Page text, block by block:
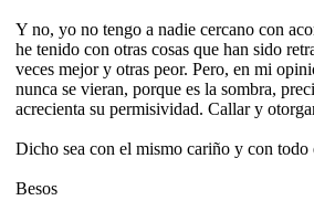
Y no, yo no tengo a nadie cercano con
he tenido con otras cosas que han sido
veces mejor y otras peor. Pero, en mi
nunca se vieran, porque es la sombra,
acrecienta su permisividad. Callar y
Dicho sea con el mismo cariño y con todo
Besos